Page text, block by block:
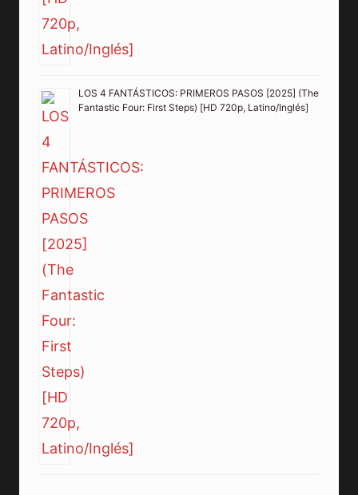
LOS 4 FANTÁSTICOS: PRIMEROS PASOS [2025] (The
Fantastic Four: First Steps) [HD 720p, Latino/Inglés]